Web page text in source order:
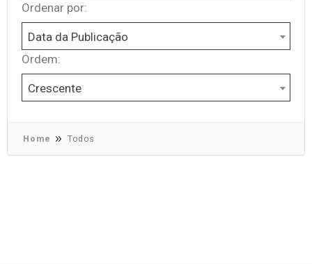
Ordenar por:
Data da Publicação
Ordem:
Crescente
Home Todos